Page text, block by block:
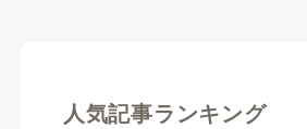
人気記事ランキング